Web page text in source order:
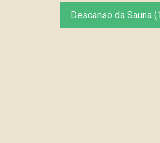
Descanso da Sauna